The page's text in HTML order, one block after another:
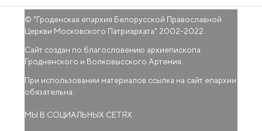
© "Гроденская епархия Белорусской Православной
Церкви Московского Патриархата" 2002-2022
Сайт создан по благословению архиепископа
Гродненского и Волковысского Артемия.
При использовании материалов ссылка на сайт епархии
обязательна.
МЫ В СОЦИАЛЬНЫХ СЕТЯХ